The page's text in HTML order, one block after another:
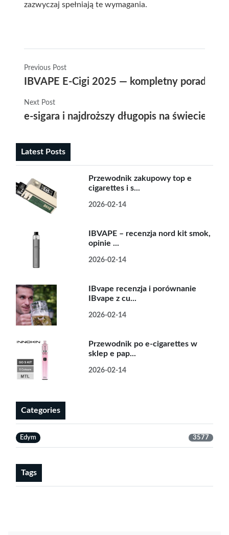
zazwyczaj spełniają te wymagania.
Previous Post
IBVAPE E-Cigi 2025 — kompletny poradnik
Next Post
e-sigara i najdroższy długopis na świecie w
Latest Posts
Przewodnik zakupowy top e
cigarettes i s...
2026-02-14
IBVAPE – recenzja nord kit smok,
opinie ...
2026-02-14
IBvape recenzja i porównanie
IBvape z cu...
2026-02-14
Przewodnik po e-cigarettes w
sklep e pap...
2026-02-14
Categories
Edym 3577
Tags